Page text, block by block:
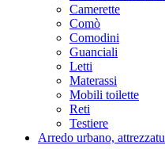
Camerette
Comò
Comodini
Guanciali
Letti
Materassi
Mobili toilette
Reti
Testiere
Arredo urbano,